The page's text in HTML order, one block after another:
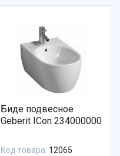
Биде подвесное
Geberit ICon 234000000
Код товара: 12065